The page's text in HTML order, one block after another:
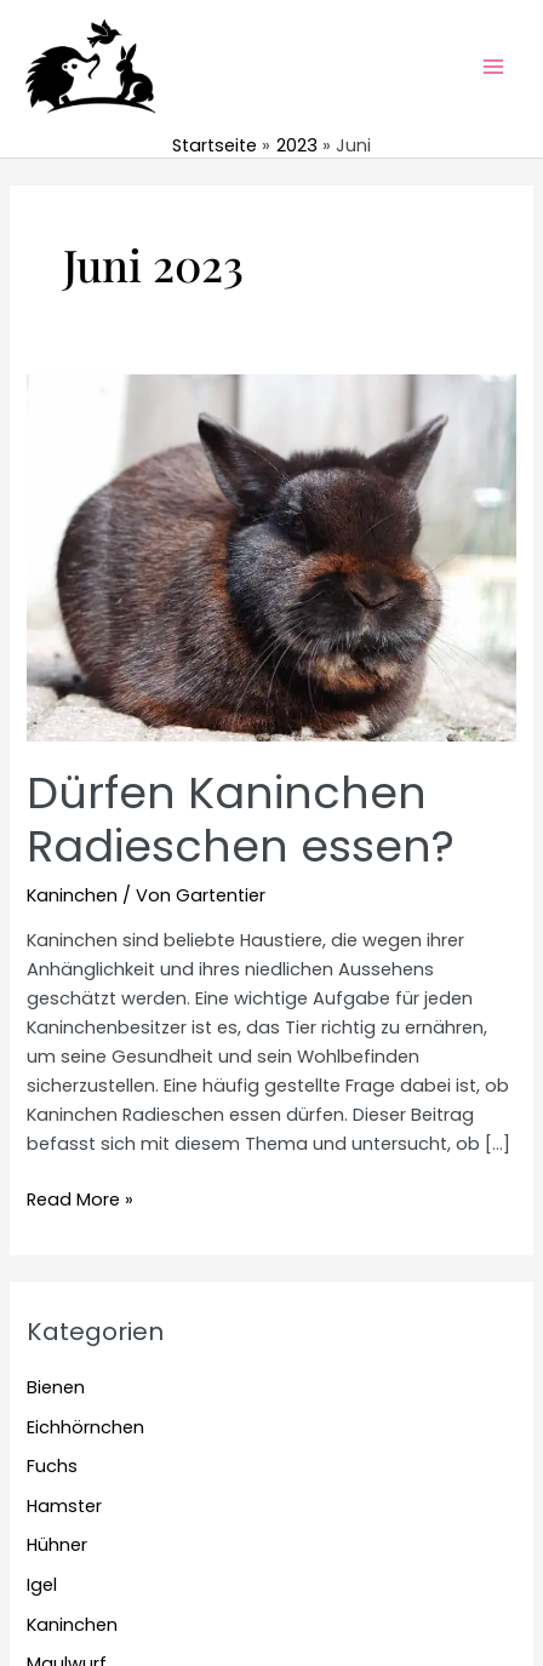
springen
Startseite 2023 Juni
Juni 2023
Dürfen Kaninchen
Radieschen essen?
Kaninchen / VonGartentier
Kaninchen sind beliebte Haustiere, die wegen ihrer
Anhänglichkeit und ihres niedlichen Aussehens
geschätzt werden. Eine wichtige Aufgabe für jeden
Kaninchenbesitzer ist es, das Tier richtig zu ernähren,
um seine Gesundheit und sein Wohlbefinden
sicherzustellen. Eine häufig gestellte Frage dabei ist, ob
Kaninchen Radieschen essen dürfen. Dieser Beitrag
befasst sich mit diesem Thema und untersucht, ob […]
Dürfen
Read More »
Kategorien
Bienen
Eichhörnchen
Fuchs
Hamster
Hühner
Igel
Kaninchen